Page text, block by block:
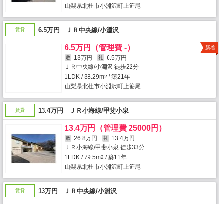
山梨県北杜市小淵沢町上笹尾
賃貸 6.5万円 ＪＲ中央線/小淵沢
6.5万円（管理費 -）
敷 13万円 礼
6.5万円
ＪＲ中央線/小淵沢 徒歩22分
1LDK / 38.29m2 / 築21年
山梨県北杜市小淵沢町上笹尾
新着
賃貸 13.4万円 ＪＲ小海線/甲斐小泉
13.4万円（管理費 25000円）
敷 26.8万円 礼
13.4万円
ＪＲ小海線/甲斐小泉 徒歩33分
1LDK / 79.5m2 / 築11年
山梨県北杜市小淵沢町上笹尾
賃貸 13万円 ＪＲ中央線/小淵沢